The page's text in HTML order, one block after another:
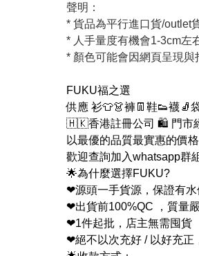
聲明：
* 貨品為平行進口貨/outlet
* 人手量度有機會1-3cm左
* 顏色可能會因網頁呈現
FUKU福之選
供應 衫👕👗褲👖鞋👟襪🧦
🇭🇰香港註冊公司 🛍 門市
以最優的品質最實惠的價
歡迎查詢加入whatsapp群
🌟為什麼選擇FUKU?
❤源頭一手貨源，保證有水
❤出貨前100%QC ，質量
❤1件起批，店主無需囤貨
❤絕不以次充好 / 以好充正